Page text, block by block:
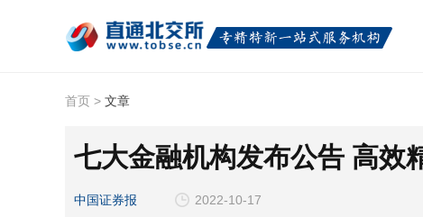
首页 > 文章
七大金融机构发布公告 高效
中国证券报 2022-10-17